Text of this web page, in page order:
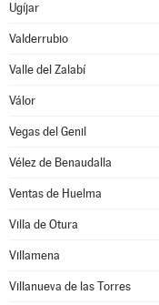
Ugíjar
Valderrubio
Valle del Zalabí
Válor
Vegas del Genil
Vélez de Benaudalla
Ventas de Huelma
Villa de Otura
Villamena
Villanueva de las Torres